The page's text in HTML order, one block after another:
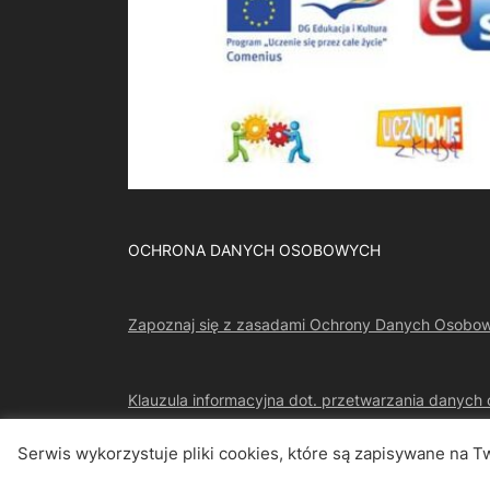
OCHRONA DANYCH OSOBOWYCH
Zapoznaj się z zasadami Ochrony Danych
Klauzula informacyjna dot. przetwarzania danych
Serwis wykorzystuje pliki cookies, które są zapisywane na